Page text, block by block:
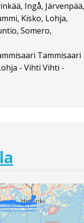
Ingå, Järvenpää,
Kisko, Lohja,
Somero,
Tammisaari
- Vihti Vihti -